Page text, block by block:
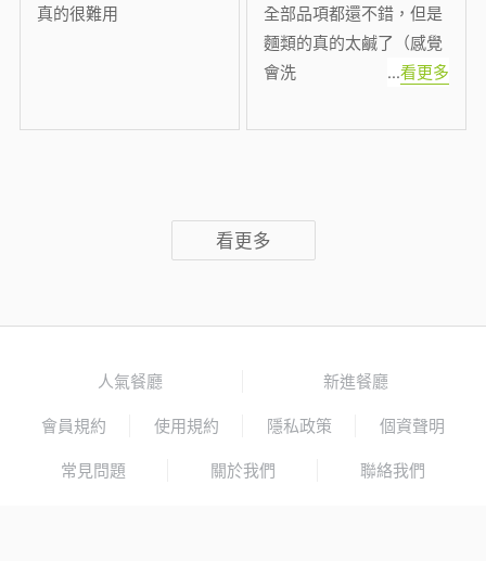
真的很難用
全部品項都還不錯，但是
麵類的真的太鹹了（感覺
會洗
...看更多
看更多
人氣餐廳 新進餐廳
會員規約 使用規約 隱私政策 個資聲明
常見問題 關於我們 聯絡我們